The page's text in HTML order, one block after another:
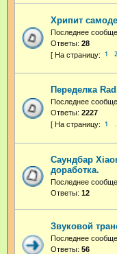
Хрипит
Последнее
Ответы: 28
1 2
Переделка
Последнее
Ответы: 2227
1
Саундбар
доработка.
Последнее
Ответы: 12
Звуковой
Последнее
Ответы: 56